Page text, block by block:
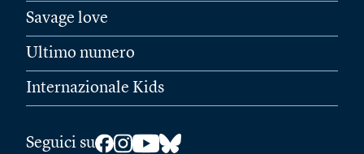
Savage love
Ultimo numero
Internazionale Kids
Seguici su